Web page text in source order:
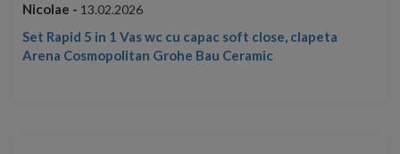
Nicolae - 13.02.2026
Set Rapid 5 in 1 Vas wc cu capac soft close, clapeta
Arena Cosmopolitan Grohe Bau Ceramic